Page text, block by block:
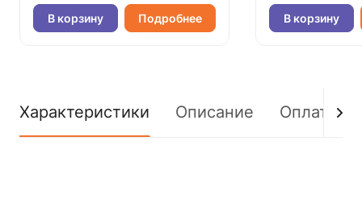
В корзину Подробнее В корзину
Характеристики Описание Оплата